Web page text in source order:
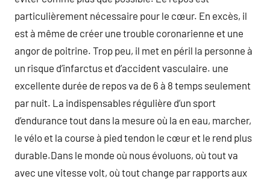
particulièrement nécessaire pour le cœur. En excès, il
est à même de créer une trouble coronarienne et une
angor de poitrine. Trop peu, il met en péril la personne à
un risque d’infarctus et d’accident vasculaire. une
excellente durée de repos va de 6 à 8 temps seulement
par nuit. La indispensables régulière d’un sport
d’endurance tout dans la mesure où la en eau, marcher,
le vélo et la course à pied tendon le cœur et le rend plus
durable.Dans le monde où nous évoluons, où tout va
avec une vitesse volt, où tout change par rapports aux